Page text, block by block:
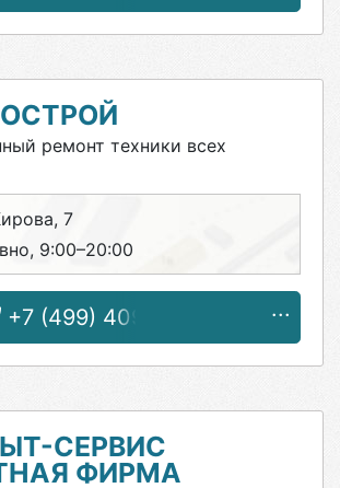
ремонт техники всех
7
9:00–20:00
+7 (499) 409-21-07
СЕРВИС
ФИРМА